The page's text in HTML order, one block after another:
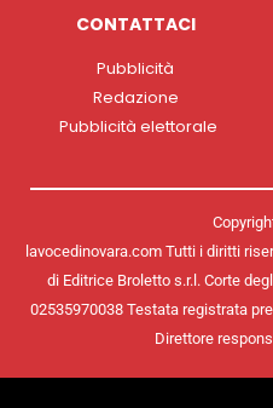
CONTATTACI
Pubblicità
Redazione
Pubblicità elettorale
lavocedinovara.com Tutti i diritti
di Editrice Broletto s.r.l. Corte
02535970038 Testata registrata
Direttore